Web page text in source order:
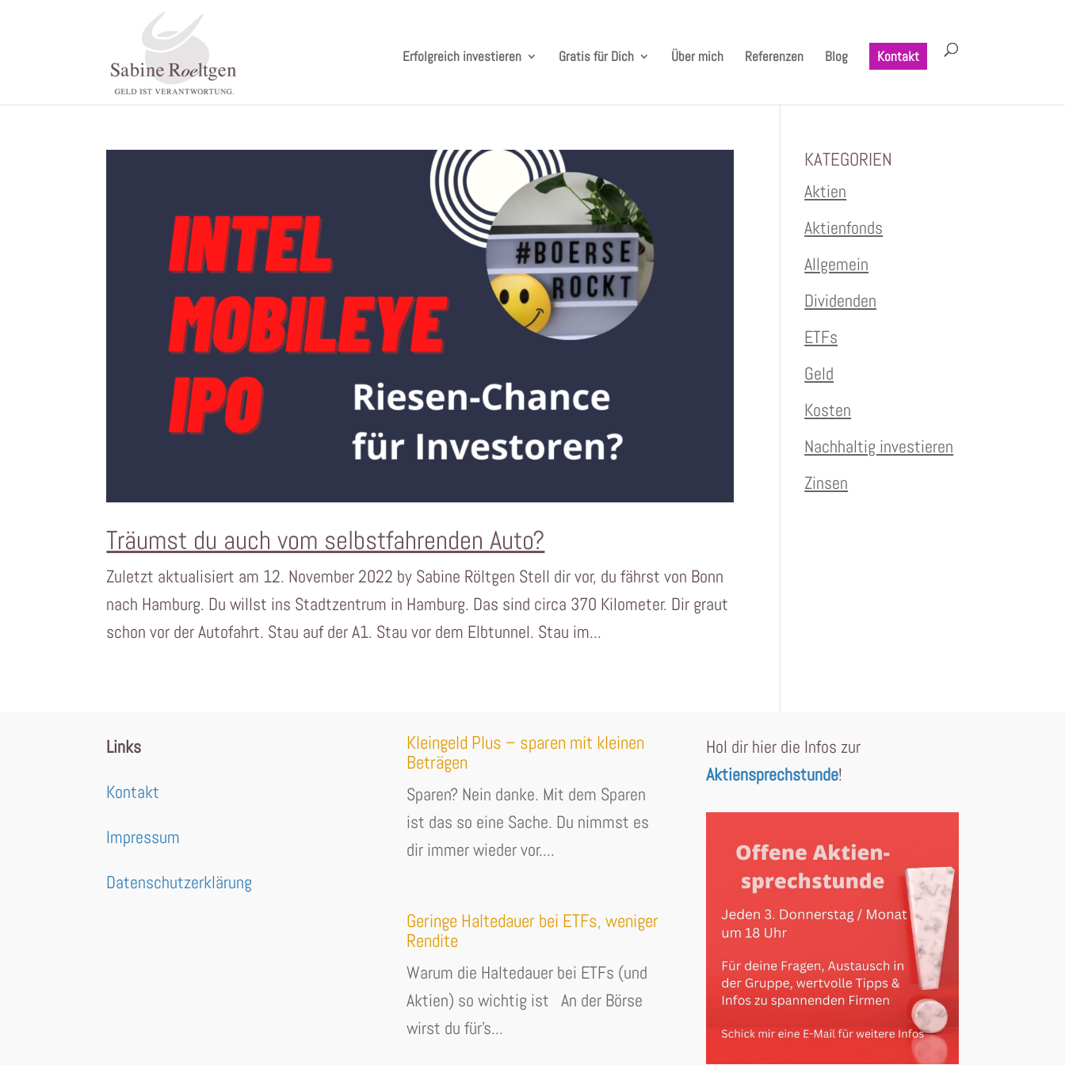
Erfolgreich investieren Gratis für Dich Über mich Referenzen Blog Kontakt
Träumst du auch vom selbstfahrenden Auto?
Zuletzt aktualisiert am 12. November 2022 by Sabine Röltgen Stell dir vor, du fährst von Bonn
nach Hamburg. Du willst ins Stadtzentrum in Hamburg. Das sind circa 370 Kilometer. Dir graut
schon vor der Autofahrt. Stau auf der A1. Stau vor dem Elbtunnel. Stau im...
KATEGORIEN
Aktien
Aktienfonds
Allgemein
Dividenden
ETFs
Geld
Kosten
Nachhaltig investieren
Zinsen
Links
Kontakt
Impressum
Datenschutzerklärung
Kleingeld Plus – sparen mit kleinen
Beträgen
Sparen? Nein danke. Mit dem Sparen
ist das so eine Sache. Du nimmst es
dir immer wieder vor....
Geringe Haltedauer bei ETFs, weniger
Rendite
Warum die Haltedauer bei ETFs (und
Aktien) so wichtig ist An der Börse
wirst du für's...
Hol dir hier die Infos zur
Aktiensprechstunde!